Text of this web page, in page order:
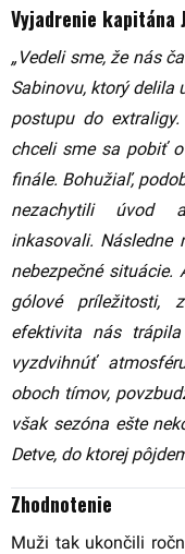
Vyjadrenie kapitána
„Vedeli sme, že nás
Sabinovu, ktorý delila
postupu do
chceli sme sa pobiť
finále. Bohužiaľ,
nezachytili
inkasovali. Následne
nebezpečné
gólové príležitosti,
efektivita nás
vyzdvihnúť
oboch tímov,
však sezóna ešte
Detve, do ktorej
Zhodnotenie
Muži tak ukončili